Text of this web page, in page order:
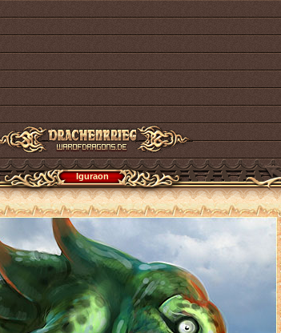
Iguraon